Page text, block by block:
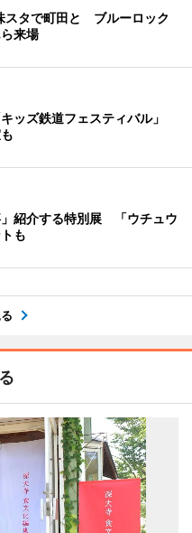
スタで町田と ブルーロック
来場
キッズ鉄道フェスティバル」
」紹介する特別展 「ウチュウ
も